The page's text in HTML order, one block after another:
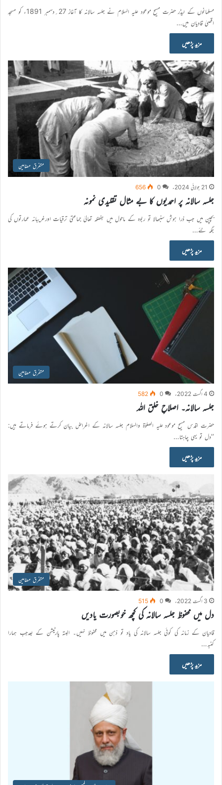
مسلمانوں کے لیڈر حضرت مسیح موعود علیہ السلام نے جلسہ سالانہ کا آغاز 27؍دسمبر 1891ء کو مسجد
اقصیٰ قادیان میں…
مزید پڑھیں
متفرق مضامین
21 جولائی 2024ء 0
656
جلسہ سالانہ پر احمدیوں کا بے مثال تقلیدی نمونہ
بچپن میں جب ذرا ہوش سنبھالا تو ربوہ کے ماحول میں بفضلہ تعالیٰ جماعتی ترقیات اورغریبانہ عمارتوں کی
جگہ نئے…
مزید پڑھیں
متفرق مضامین
4 اگست 2022ء 0
582
جلسہ سالانہ۔ اصلاحِ خلق اللہ
حضرت اقدس مسیح موعود علیہ الصلوٰۃ والسلام جلسہ سالانہ کے اغراض بیان کرتے ہوئے فرماتے ہیں:
’’دل تو یہی چاہتا…
مزید پڑھیں
متفرق مضامین
3 اگست 2022ء 0
515
دل میں محفوظ جلسہ سالانہ کی کچھ خوبصورت یادیں
قادیان کے زمانہ کی کوئی جلسہ سالانہ کی یاد تو ذہن میں محفوظ نہیں۔ البتہ پارٹیشن کے بعدجب ہمارا
کنبہ…
مزید پڑھیں